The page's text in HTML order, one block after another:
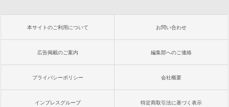
本サイトのご利用について お問い合わせ
広告掲載のご案内 編集部へのご連絡
プライバシーポリシー 会社概要
インプレスグループ 特定商取引法に基づく表示